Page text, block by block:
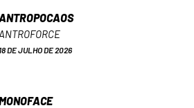
18 DE JULHO DE 2026